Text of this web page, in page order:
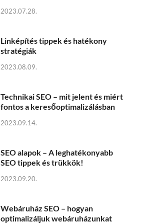
2023.07.28.
Linképítés tippek és hatékony
stratégiák
2023.08.09.
Technikai SEO – mit jelent és miért
fontos a keresőoptimalizálásban
2023.09.14.
SEO alapok – A leghatékonyabb
SEO tippek és trükkök!
2023.09.20.
Webáruház SEO – hogyan
optimalizáljuk webáruházunkat